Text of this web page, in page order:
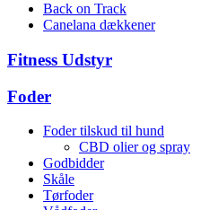
Back on Track
Canelana dækkener
Fitness Udstyr
Foder
Foder tilskud til hund
CBD olier og spray
Godbidder
Skåle
Tørfoder